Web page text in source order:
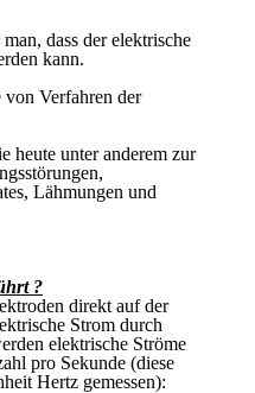
dass der elektrische
kann.
Verfahren der
heute unter anderem zur
Lähmungen und
?
direkt auf der
Strom durch
elektrische Ströme
pro Sekunde (diese
Hertz gemessen):